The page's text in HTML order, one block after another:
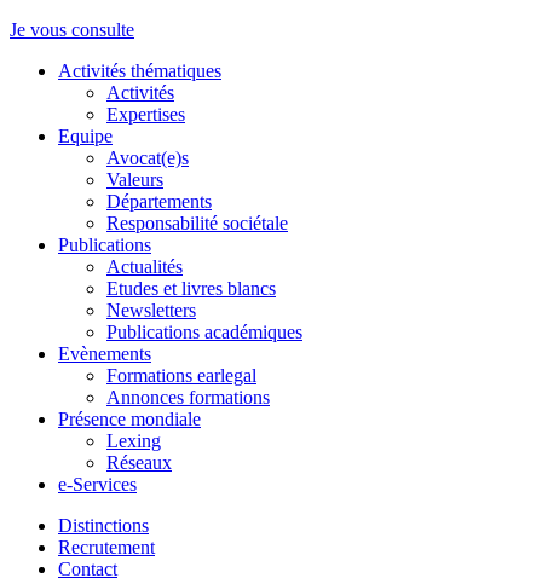
Je vous consulte
Activités thématiques
Activités
Expertises
Equipe
Avocat(e)s
Valeurs
Départements
Responsabilité sociétale
Publications
Actualités
Etudes et livres blancs
Newsletters
Publications académiques
Evènements
Formations earlegal
Annonces formations
Présence mondiale
Lexing
Réseaux
e-Services
Distinctions
Recrutement
Contact